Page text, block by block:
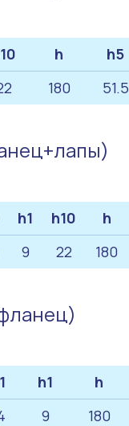
h h5
180 51.5
h1 h10 h
9 22 180
h1 h
9 180